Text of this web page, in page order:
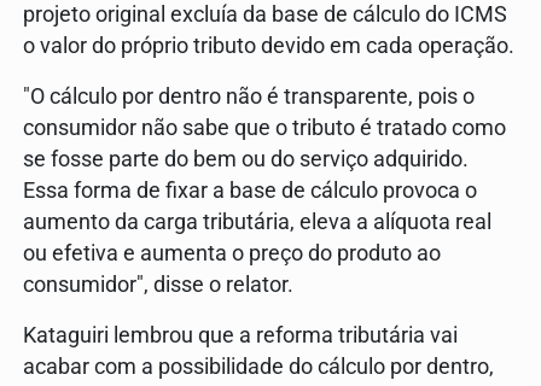
projeto original excluía da base de cálculo do ICMS
o valor do próprio tributo devido em cada operação.
"O cálculo por dentro não é transparente, pois o
consumidor não sabe que o tributo é tratado como
se fosse parte do bem ou do serviço adquirido.
Essa forma de fixar a base de cálculo provoca o
aumento da carga tributária, eleva a alíquota real
ou efetiva e aumenta o preço do produto ao
consumidor", disse o relator.
Kataguiri lembrou que a reforma tributária vai
acabar com a possibilidade do cálculo por dentro,